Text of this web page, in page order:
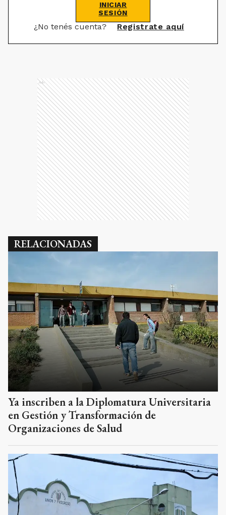
INICIAR
SESIÓN
¿No tenés cuenta? Registrate aquí
Ads
RELACIONADAS
Ya inscriben a la Diplomatura Universitaria
en Gestión y Transformación de
Organizaciones de Salud